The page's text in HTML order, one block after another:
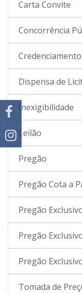
Carta Convite
Concorrência
Dispensa de
Inexigibilidade
Leilão
Pregão
Pregão Cota a
Pregão
Pregão
Pregão
Tomada de